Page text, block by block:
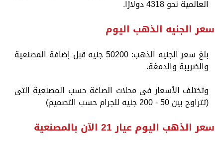
العالمية نحو 4318 دولارًا.
سعر الجنيه الذهب اليوم
بلغ سعر الجنيه الذهب: 50200 جنيه قبل إضافة المصنعية
والضريبة والدمغة.
وتختلف الأسعار فى محلات الصاغة حسب المصنعية التى
(تتراوح بين 50 - 200 جنيه للجرام حسب التصميم)
سعر الذهب اليوم عيار 21 الآن بالمصنعية